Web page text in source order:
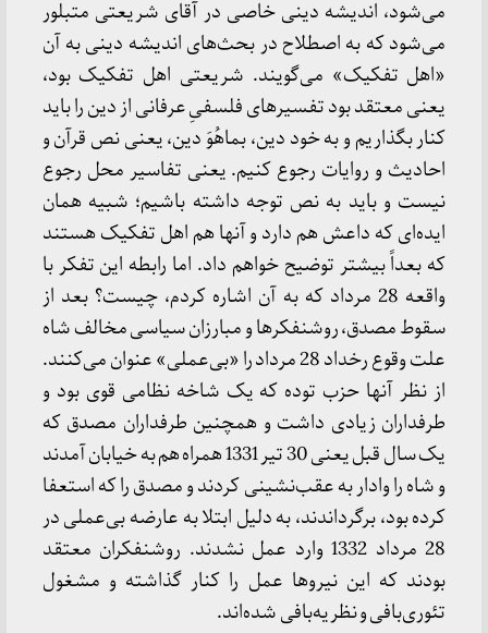
می‌شود، اندیشه دینی خاصی در آقای شریعتی متبلور
می‌شود که به اصطلاح در بحث‌های اندیشه دینی به آن
«اهل تفکیک» می‌گویند. شریعتی اهل تفکیک بود،
یعنی معتقد بود تفسیرهای فلسفیِ عرفانی از دین را باید
کنار بگذاریم و به خود دین، بماهُوَ دین، یعنی نص قرآن و
احادیث و روایات رجوع کنیم. یعنی تفاسیر محل رجوع
نیست و باید به نص توجه داشته باشیم؛ شبیه همان
ایده‌ای که داعش هم دارد و آنها هم اهل تفکیک هستند
که بعداً بیشتر توضیح خواهم داد. اما رابطه این تفکر با
واقعه 28 مرداد که به آن اشاره کردم، چیست؟ بعد از
سقوط مصدق، روشنفکرها و مبارزان سیاسی مخالف شاه
علت وقوع رخداد 28 مرداد را «بی‌عملی» عنوان می‌کنند.
از نظر آنها حزب توده که یک شاخه نظامی قوی بود و
طرفداران زیادی داشت و همچنین طرفداران مصدق که
یک سال قبل یعنی 30 تیر 1331 همراه هم به خیابان آمدند
و شاه را وادار به عقب‌نشینی کردند و مصدق را که استعفا
کرده بود، برگرداندند، به دلیل ابتلا به عارضه بی‌عملی در
28 مرداد 1332 وارد عمل نشدند. روشنفکران معتقد
بودند که این نیروها عمل را کنار گذاشته و مشغول
تئوری‌بافی و نظریه‌بافی شده‌اند.